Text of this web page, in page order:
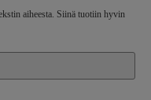
aiheesta. Siinä tuotiin hyvin